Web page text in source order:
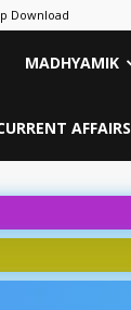
Download
MADHYAMIK
AFFAIRS